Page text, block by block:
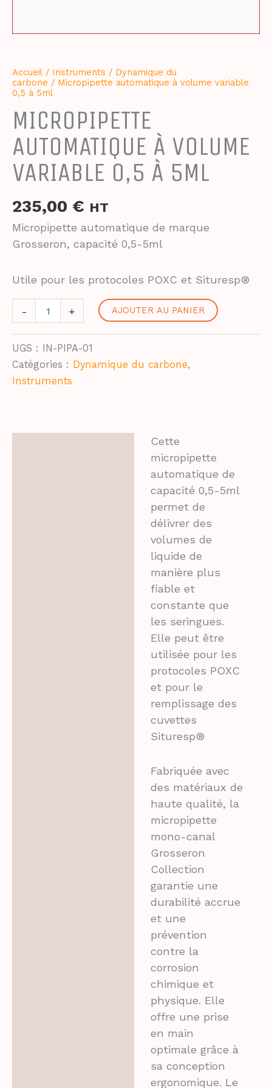
Accueil / Instruments / Dynamique du
carbone / Micropipette automatique à volume variable
0,5 à 5ml
MICROPIPETTE
AUTOMATIQUE À VOLUME
VARIABLE 0,5 À 5ML
235,00 € HT
Micropipette automatique de marque
Grosseron, capacité 0,5-5ml
Utile pour les protocoles POXC et Situresp®
-
à
volume
variable
+ AJOUTER AU PANIER
UGS : IN-PIPA-01
Catégories : Dynamique du carbone,
Instruments
Cette
micropipette
automatique de
capacité 0,5-5ml
permet de
délivrer des
volumes de
liquide de
manière plus
fiable et
constante que
les seringues.
Elle peut être
utilisée pour les
protocoles POXC
et pour le
remplissage des
cuvettes
Situresp®
Fabriquée avec
des matériaux de
haute qualité, la
micropipette
mono-canal
Grosseron
Collection
garantie une
durabilité accrue
et une
prévention
contre la
corrosion
chimique et
physique. Elle
offre une prise
en main
optimale grâce à
sa conception
ergonomique. Le